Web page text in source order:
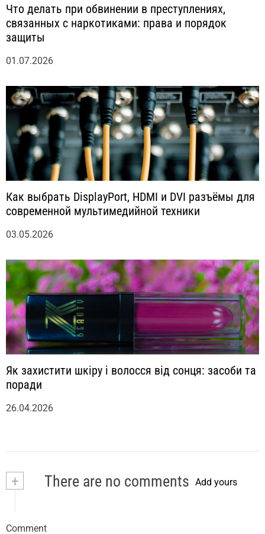
Что делать при обвинении в преступлениях,
связанных с наркотиками: права и порядок
защиты
01.07.2026
Как выбрать DisplayPort, HDMI и DVI разъёмы для
современной мультимедийной техники
03.05.2026
Як захистити шкіру і волосся від сонця: засоби та
поради
26.04.2026
+ There are no comments Add yours
Comment